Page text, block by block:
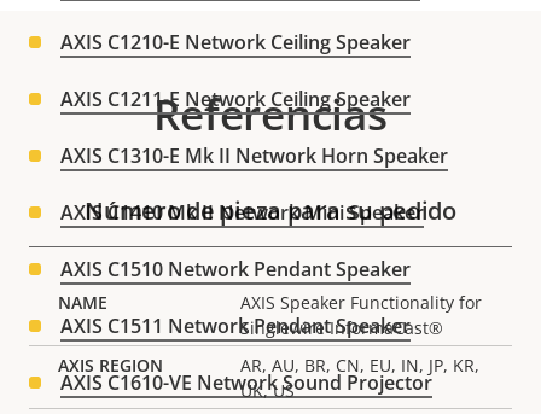
AXIS C1210-E Network Ceiling Speaker
AXIS C1211-E Network Ceiling Speaker
AXIS C1310-E Mk II Network Horn Speaker
AXIS C1410 Mk II Network Mini Speaker
AXIS C1510 Network Pendant Speaker
AXIS C1511 Network Pendant Speaker
AXIS C1610-VE Network Sound Projector
Referencias
Número de pieza para su pedido
AXIS Speaker Functionality for
Singlewire InformaCast®
AR, AU, BR, CN, EU, IN, JP, KR,
UK, US